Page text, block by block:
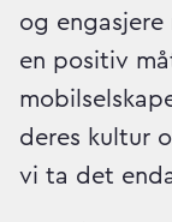
og engasjere
en positiv
deres kultur
vi ta det